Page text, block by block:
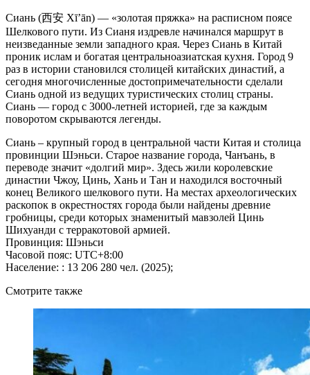
Сиань (西安 Xī’ān) — «золотая пряжка» на расписном поясе
Шелкового пути. Из Сианя издревле начинался маршрут в
неизведанные земли западного края. Через Сиань в Китай
проник ислам и богатая центральноазиатская кухня. Город 9
раз в истории становился столицей китайских династий, а
сегодня многочисленные достопримечательности сделали
Сиань одной из ведущих туристических столиц страны.
Сиань — город с 3000-летней историей, где за каждым
поворотом скрываются легенды.
Сиань – крупный город в центральной части Китая и столица
провинции Шэньси. Старое название города, Чанъань, в
переводе значит «долгий мир». Здесь жили королевские
династии Чжоу, Цинь, Хань и Тан и находился восточный
конец Великого шелкового пути. На местах археологических
раскопок в окрестностях города были найдены древние
гробницы, среди которых знаменитый мавзолей Цинь
Шихуанди c терракотовой армией.
Провинция: Шэньси
Часовой пояс: UTC+8:00
Население: : 13 206 280 чел. (2025);
Смотрите также